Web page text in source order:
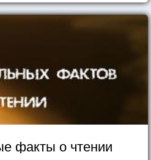
факты о чтении